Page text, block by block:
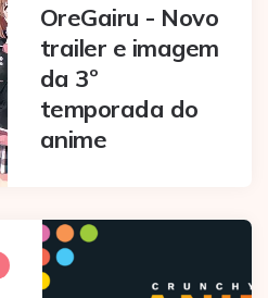
OreGairu - Novo
trailer e imagem
da 3º
temporada do
anime